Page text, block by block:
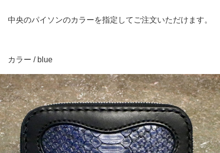
中央のパイソンのカラーを指定してご注文いただけます。
カラー / blue